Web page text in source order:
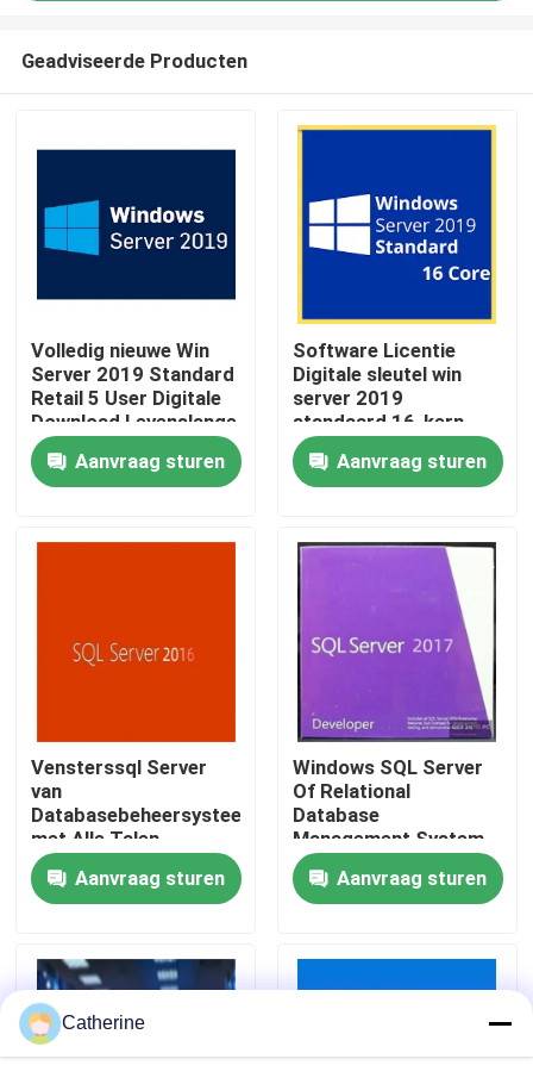
Huis
Producten
Video's
Neem contact met ons op
Nieuws
Office 2024 Key kopen
Geadviseerde Producten
Volledig nieuwe Win
Server 2019 Standard
Retail 5 User Digitale
Download Levenslange
sleutel
Aanvraag sturen
Software Licentie
Digitale sleutel win
server 2019
standaard 16-kern
Aanvraag sturen
Vensterssql Server
van
Databasebeheersysteem
met Alle Talen
Aanvraag sturen
Windows SQL Server
Of Relational
Database
Management System
ontwikkeld door
Aanvraag sturen
Catherine